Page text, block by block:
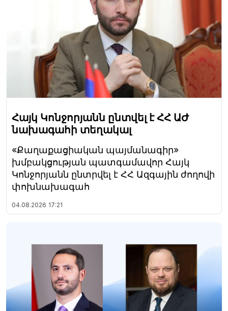
Հայկ Կոնջորյանն ընտվել է ՀՀ ԱԺ
նախագահի տեղակալ
«Քաղաքացիական պայմանագիր»
խմբակցության պատգամավոր Հայկ
Կոնջորյանն ընտրվել է ՀՀ Ազգային ժողովի
փոխնախագահ
04.08.2026 17:21